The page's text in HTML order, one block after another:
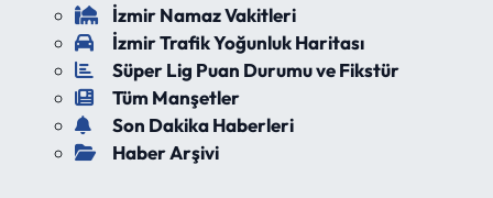
İzmir Namaz Vakitleri
İzmir Trafik Yoğunluk Haritası
Süper Lig Puan Durumu ve Fikstür
Tüm Manşetler
Son Dakika Haberleri
Haber Arşivi